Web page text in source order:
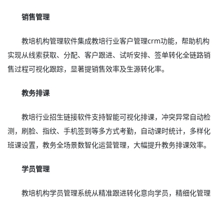
销售管理
教培机构管理软件集成教培行业客户管理crm功能，帮助机构
实现从线索获取、分配、客户跟进、试听安排、签单转化全链路销
售过程可视化跟踪，显著提销售效率及生源转化率。
教务排课
教培行业招生链接软件支持智能可视化排课，冲突异常自动检
测，刷脸、指纹、手机签到等多方式考勤，自动课时统计，多样化
班课设置，教务全场景数智化运营管理，大幅提升教务排课效率。
学员管理
教培机构学员管理系统从精准跟进转化意向学员，精细化管理